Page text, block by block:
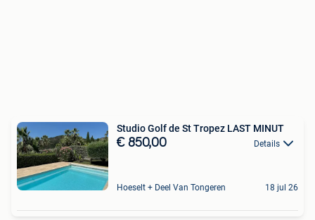
Studio Golf de St Tropez LAST MINUT
€ 850,00 Details
Hoeselt + Deel Van Tongeren 18 jul 26